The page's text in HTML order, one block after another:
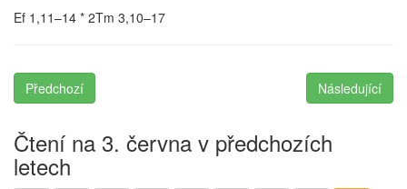
Ef 1,11–14 * 2Tm 3,10–17
Předchozí Následující
Čtení na 3. června v předchozích
letech